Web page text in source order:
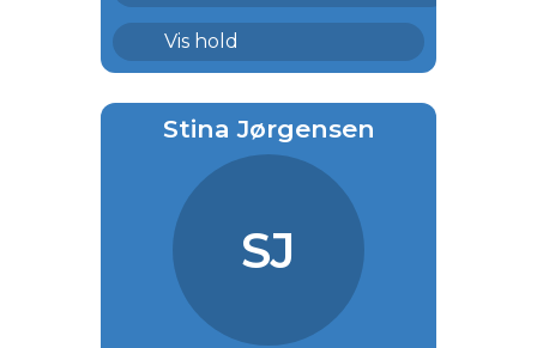
Vis hold
Lykkeliga
Stina Jørgensen
SJ